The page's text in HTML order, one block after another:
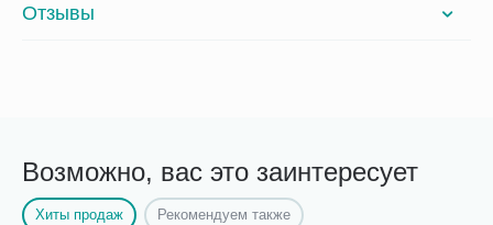
Отзывы
Возможно, вас это заинтересует
Хиты продаж Рекомендуем также